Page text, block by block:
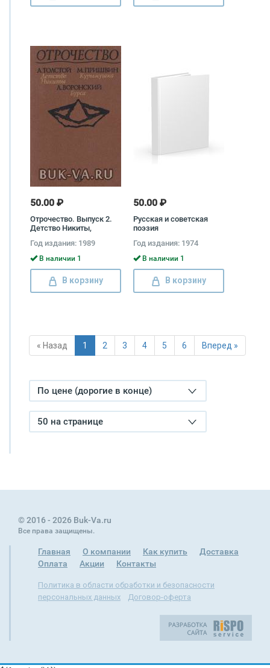
50.00 ₽
Отрочество. Выпуск 2.
Детство Никиты,
Алексей Толстой,
Михаил Пришвин,
Александр Воронский
Год издания: 1989
В наличии 1
В корзину
50.00 ₽
Русская и советская
поэзия
Год издания: 1974
В наличии 1
В корзину
« Назад 1 2 3 4 5 6 Вперед »
По цене (дорогие в конце)
50 на странице
© 2016 - 2026 Buk-Va.ru
Все права защищены.
Главная О компании Как купить
Доставка
Оплата
Акции Контакты
Политика в области обработки и безопасности
персональных данных
Договор-оферта